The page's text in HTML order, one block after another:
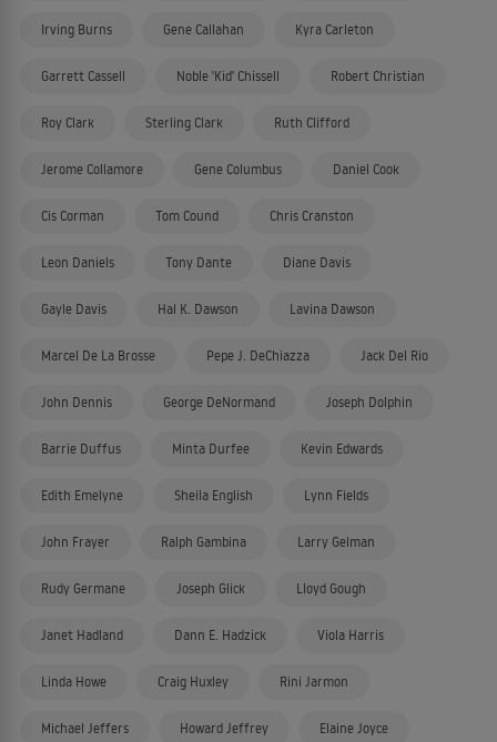
Irving Burns Gene Callahan Kyra Carleton
Garrett Cassell Noble 'Kid' Chissell Robert Christian
Roy Clark Sterling Clark Ruth Clifford
Jerome Collamore Gene Columbus Daniel Cook
Cis Corman Tom Cound Chris Cranston
Leon Daniels Tony Dante Diane Davis
Gayle Davis Hal K. Dawson Lavina Dawson
Marcel De La Brosse Pepe J. DeChiazza Jack Del Rio
John Dennis George DeNormand Joseph Dolphin
Barrie Duffus Minta Durfee Kevin Edwards
Edith Emelyne Sheila English Lynn Fields
John Frayer Ralph Gambina Larry Gelman
Rudy Germane Joseph Glick Lloyd Gough
Janet Hadland Dann E. Hadzick Viola Harris
Linda Howe Craig Huxley Rini Jarmon
Michael Jeffers Howard Jeffrey Elaine Joyce